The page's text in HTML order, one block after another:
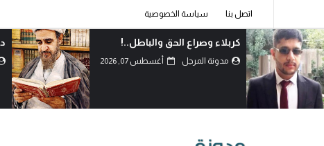
اتصل بنا سياسة الخصوصية
دماءُ أبنائنا ليست رخيصة..!
مدونة المرجل أغسطس 07, 2026